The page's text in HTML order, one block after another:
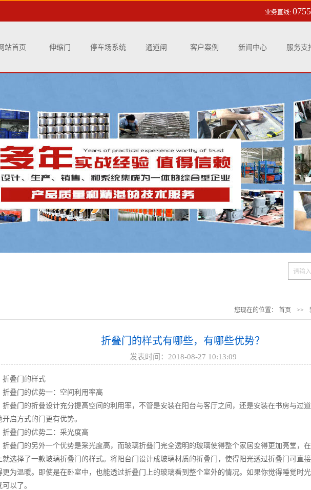
业务直线:
站首页 伸缩门 停车场系统 通道闸 客户案例 新闻中心 服务支
您现在的位置： 首页 >>
折叠门的样式有哪些，有哪些优势？
发表时间：2018-08-27 10:13:09
折叠门的样式
折叠门的优势一：空间利用率高
折叠门的折叠设计充分提高空间的利用率，不管是安装在阳台与客厅之间，还是安装在书房与过
开启方式的门更有优势。
折叠门的优势二：采光度高
折叠门的另外一个优势是采光度高，而玻璃折叠门完全透明的玻璃使得整个家居变得更加亮堂，
就选择了一款玻璃折叠门的样式。将阳台门设计成玻璃材质的折叠门，使得阳光透过折叠门可直
更为温暖。即使是在卧室中，也能透过折叠门上的玻璃看到整个室外的情况。如果你觉得睡觉时
可以了。